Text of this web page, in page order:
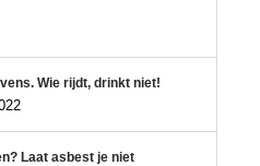
Wie rijdt, drinkt niet!
Laat asbest je niet